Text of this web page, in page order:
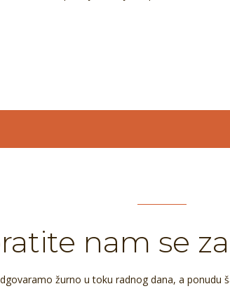
nam se
žurno u toku radnog dana, a ponudu